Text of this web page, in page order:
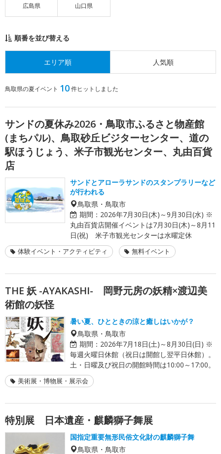
広島県 山口県
順番を並び替える
エリア順 人気順
鳥取県の夏イベント 10件ヒットしました
サンドの夏休み2026・鳥取市ふるさと物産館
(まちパル)、鳥取砂丘ビジターセンター、道の
駅ほうじょう、米子市観光センター、丸由百貨
店
サンドとアローラサンドのスタンプラリーなど
が行われる
鳥取県・鳥取市
期間： 2026年7月30日(木)～9月30日(水) ※
丸由百貨店開催イベントは7月30日(木)～8月11
日(祝) 米子市観光センターは水曜定休
体験イベント・アクティビティ 無料イベント
THE 妖 -AYAKASHI- 岡野元房の妖精×渡辺美
術館の妖怪
暑い夏、ひとときの涼と癒しはいかが？
鳥取県・鳥取市
期間： 2026年7月18日(土)～8月30日(日) ※
毎週火曜日休館（祝日は開館し翌平日休館）。
土・日曜及び祝日の開館時間は10:00～17:00。
美術展・博物展・展示会
特別展 日本遺産・麒麟獅子舞展
国指定重要無形民俗文化財の麒麟獅子舞
鳥取県・鳥取市